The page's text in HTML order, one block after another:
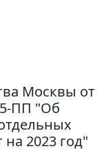
Москвы от
ПП "Об
2023 год"